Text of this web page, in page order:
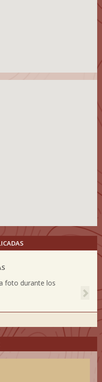
foto durante los